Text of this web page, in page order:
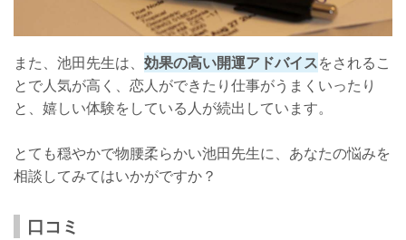
また、池田先生は、 効果の高い開運アドバイスをされるこ
とで人気が高く、恋人ができたり仕事がうまくいったり
と、嬉しい体験をしている人が続出しています。
とても穏やかで物腰柔らかい池田先生に、あなたの悩みを
相談してみてはいかがですか？
口コミ